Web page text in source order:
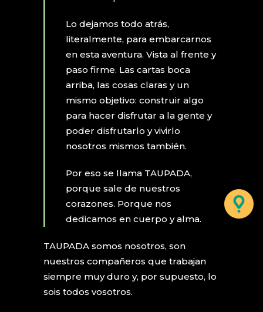
Lo dejamos todo atrás,
literalmente, para embarcarnos
en esta aventura. Vista al frente y
paso firme. Las cartas boca
arriba, las cosas claras y un
mismo objetivo: construir algo
para hacer disfrutar a la gente y
poder disfrutarlo y vivirlo
nosotros mismos también.
Por eso se llama TAUPADA,
porque sale de nuestros
corazones. Porque nos
dedicamos en cuerpo y alma.
TAUPADA somos nosotros, son
nuestros compañeros que trabajan
siempre muy duro y, por supuesto, lo
sois todos vosotros.